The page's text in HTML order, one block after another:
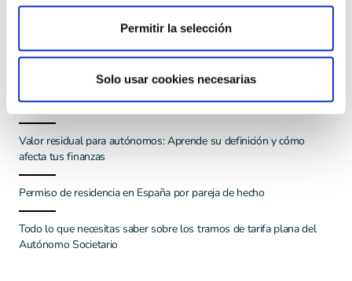
Permitir la selección
Solo usar cookies necesarias
Otros artículos
Cómo eliminar fácilmente una factura de ingresos: Consejos útiles
La Importancia de la Auditoría Interna para la Salud Financiera
Valor residual para autónomos: Aprende su definición y cómo
afecta tus finanzas
Permiso de residencia en España por pareja de hecho
Todo lo que necesitas saber sobre los tramos de tarifa plana del
Autónomo Societario